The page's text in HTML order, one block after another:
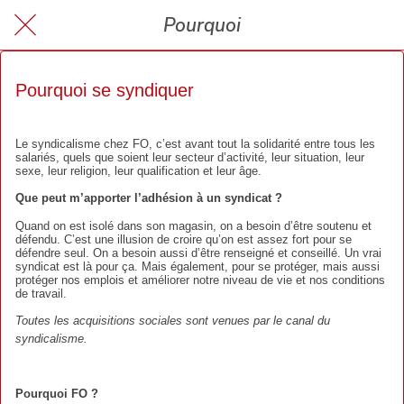
Pourquoi
Pourquoi se syndiquer
Le syndicalisme chez FO, c’est avant tout la solidarité entre tous les
salariés, quels que soient leur secteur d’activité, leur situation, leur
sexe, leur religion, leur qualification et leur âge.
Que peut m’apporter l’adhésion à un syndicat ?
Quand on est isolé dans son magasin, on a besoin d’être soutenu et
défendu. C’est une illusion de croire qu’on est assez fort pour se
défendre seul. On a besoin aussi d’être renseigné et conseillé. Un vrai
syndicat est là pour ça. Mais également, pour se protéger, mais aussi
protéger nos emplois et améliorer notre niveau de vie et nos conditions
de travail.
Toutes les acquisitions sociales sont venues par le canal du
syndicalisme.
Pourquoi FO ?